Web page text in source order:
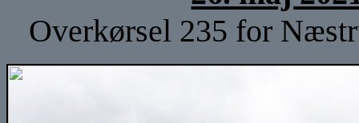
Overkørsel 235 for